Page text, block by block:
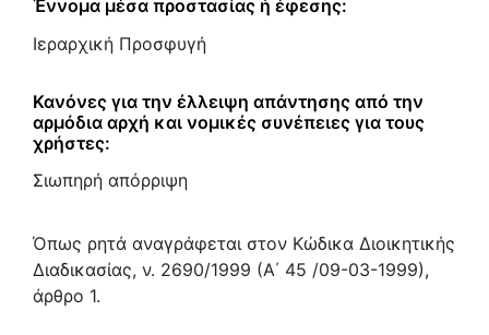
Έννομα μέσα προστασίας ή έφεσης:
Ιεραρχική Προσφυγή
Κανόνες για την έλλειψη απάντησης από την
αρμόδια αρχή και νομικές συνέπειες για τους
χρήστες:
Σιωπηρή απόρριψη
Όπως ρητά αναγράφεται στον Κώδικα Διοικητικής
Διαδικασίας, ν. 2690/1999 (Α΄ 45 /09-03-1999),
άρθρο 1.